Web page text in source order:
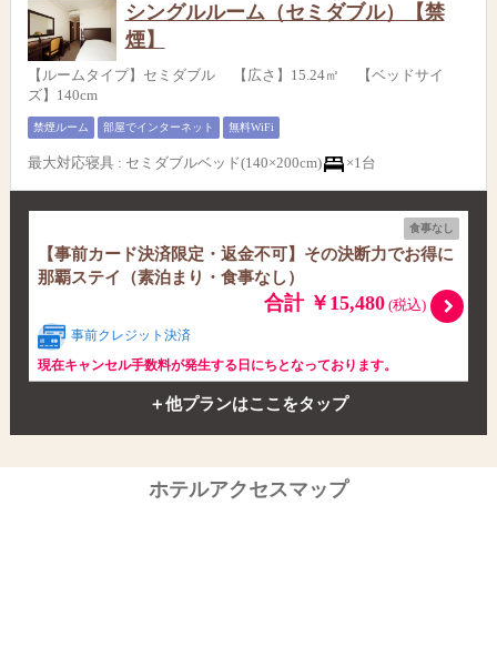
シングルルーム（セミダブル）【禁
煙】
【ルームタイプ】セミダブル 【広さ】15.24㎡ 【ベッドサイ
ズ】140cm
禁煙ルーム 部屋でインターネット 無料WiFi
最大対応寝具 : セミダブルベッド(140×200cm) ×1台
食事なし
【事前カード決済限定・返金不可】その決断力でお得に
那覇ステイ（素泊まり・食事なし）
合計 ￥15,480(税込)
事前クレジット決済
現在キャンセル手数料が発生する日にちとなっております。
＋他プランはここをタップ
ホテルアクセスマップ